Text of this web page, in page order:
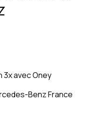
3x avecOney
Benz France